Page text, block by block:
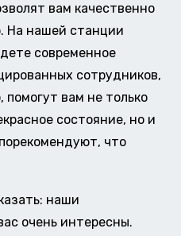
вам качественно
На нашей станции
современное
сотрудников,
вам не только
состояние, но и
что
наши
очень интересны.